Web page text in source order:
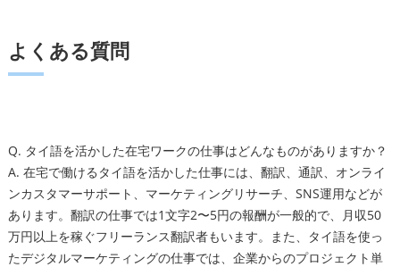
よくある質問
Q. タイ語を活かした在宅ワークの仕事はどんなものがありますか？
A. 在宅で働けるタイ語を活かした仕事には、翻訳、通訳、オンライ
ンカスタマーサポート、マーケティングリサーチ、SNS運用などが
あります。翻訳の仕事では1文字2〜5円の報酬が一般的で、月収50
万円以上を稼ぐフリーランス翻訳者もいます。また、タイ語を使っ
たデジタルマーケティングの仕事では、企業からのプロジェクト単